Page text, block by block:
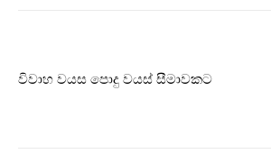
විවාහ වයස පොදු වයස් සීමාවකට